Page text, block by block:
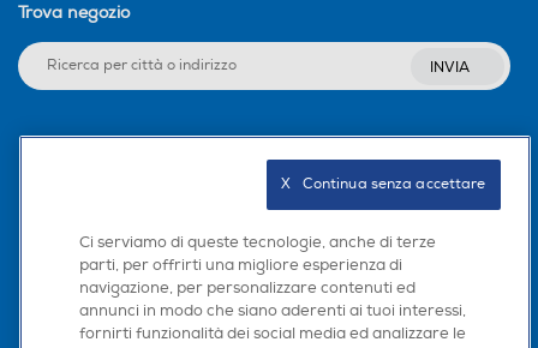
Trova negozio
INVIA
Scarica la nostra app
Ci serviamo di queste tecnologie, anche di terze
parti, per offrirti una migliore esperienza di
navigazione, per personalizzare contenuti ed
annunci in modo che siano aderenti ai tuoi interessi,
fornirti funzionalità dei social media ed analizzare le
X   Continua senza accettare